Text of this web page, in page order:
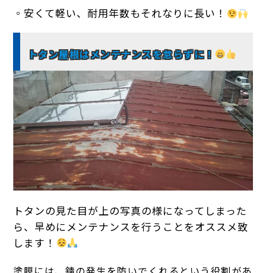
◦安くて軽い、耐用年数もそれなりに長い！
トタン屋根はメンテナンスを怠らずに！
トタンの見た目が上の写真の様になってしまった
ら、早めにメンテナンスを行うことをオススメ致
します！